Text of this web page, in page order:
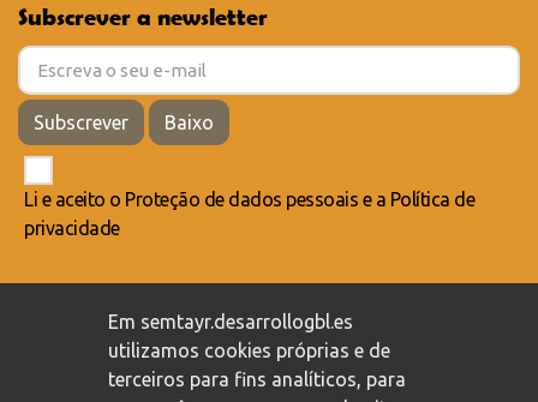
Subscrever a newsletter
Subscrever Baixo
Li e aceito o Proteção de dados pessoais e a Política de
privacidade
Política de privacidade
/ Política de cookies
Em semtayr.desarrollogbl.es
utilizamos cookies próprias e de
terceiros para fins analíticos, para